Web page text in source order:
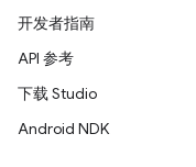
开发者指南
API 参考
下载 Studio
Android NDK